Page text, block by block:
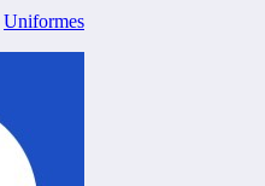
Uniformes